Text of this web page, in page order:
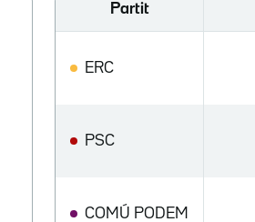
Partit
ERC
PSC
COMÚ PODEM